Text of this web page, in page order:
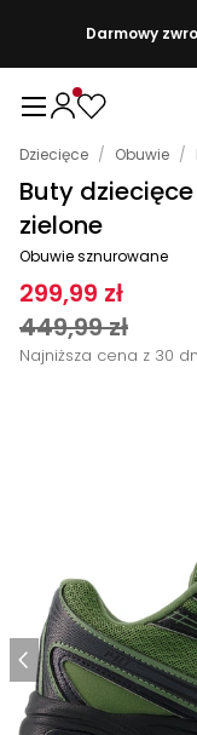
Darmowy
Dziecięce / Obuwie /
Buty
zielone
Obuwie sznurowane
299,99 zł
449,99 zł
Najniższa cena z 30